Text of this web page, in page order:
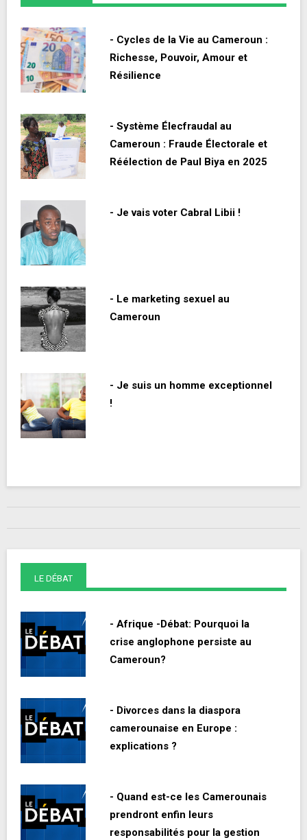
- Cycles de la Vie au Cameroun :
Richesse, Pouvoir, Amour et
Résilience
- Système Élecfraudal au
Cameroun : Fraude Électorale et
Réélection de Paul Biya en 2025
- Je vais voter Cabral Libii !
- Le marketing sexuel au
Cameroun
- Je suis un homme exceptionnel
!
LE DÉBAT
- Afrique -Débat: Pourquoi la
crise anglophone persiste au
Cameroun?
- Divorces dans la diaspora
camerounaise en Europe :
explications ?
- Quand est-ce les Camerounais
prendront enfin leurs
responsabilités pour la gestion